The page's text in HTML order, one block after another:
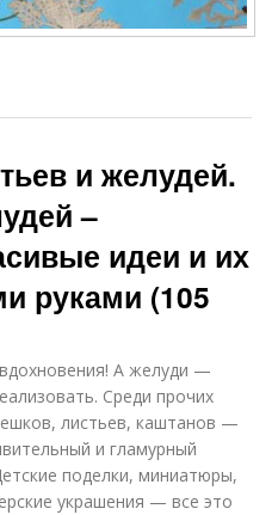
и желудей.
–
идеи и их
руками (105
А желуди —
Среди прочих
листьев, каштанов —
и гламурный
поделки, миниатюры,
украшения — все это